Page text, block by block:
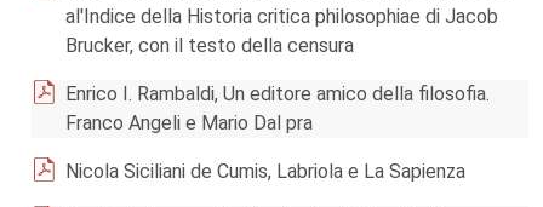
al'Indice della Historia critica philosophiae di Jacob
Brucker, con il testo della censura
Enrico I. Rambaldi, Un editore amico della filosofia.
Franco Angeli e Mario Dal pra
Nicola Siciliani de Cumis, Labriola e La Sapienza